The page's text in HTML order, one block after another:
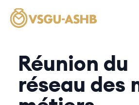
Réunion du
réseau des